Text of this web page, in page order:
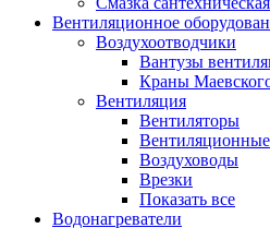
Вентиляционное
Воздухоотводчики
Вантузы
Краны
Вентиляция
Вентиляторы
Воздуховоды
Врезки
Показать все
Водонагреватели